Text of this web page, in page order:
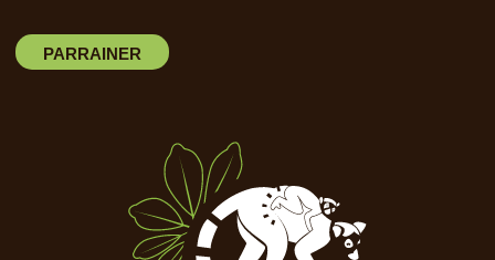
PARRAINER